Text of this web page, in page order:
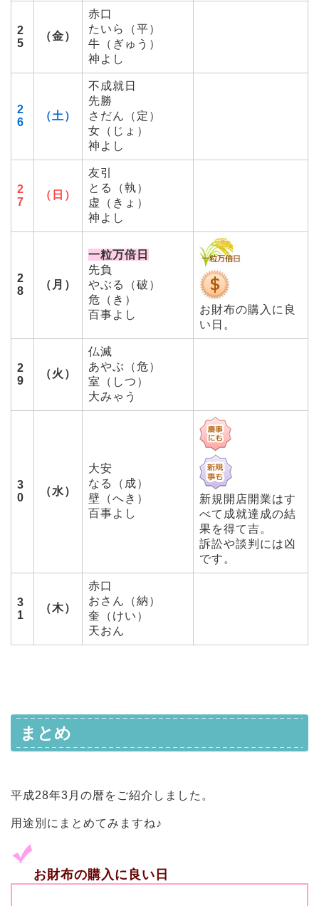
2
5
（金）
赤口
たいら（平）
牛（ぎゅう）
神よし
2
6
（土）
不成就日
先勝
さだん（定）
女（じょ）
神よし
2
7
（日）
友引
とる（執）
虚（きょ）
神よし
2
8
（月）
一粒万倍日
先負
やぶる（破）
危（き）
百事よし
お財布の購入に良
い日。
2
9
（火）
仏滅
あやぶ（危）
室（しつ）
大みゃう
3
0
（水）
大安
なる（成）
壁（へき）
百事よし
新規開店開業はす
べて成就達成の結
果を得て吉。
訴訟や談判には凶
です。
3
1
（木）
赤口
おさん（納）
奎（けい）
天おん
まとめ
平成28年3月の暦をご紹介しました。
用途別にまとめてみますね♪
お財布の購入に良い日